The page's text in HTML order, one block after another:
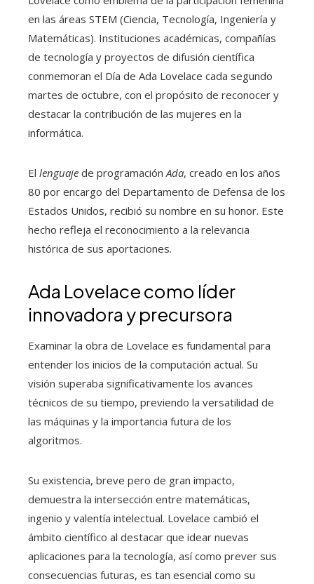
en las áreas STEM (Ciencia, Tecnología, Ingeniería y
Matemáticas). Instituciones académicas, compañías
de tecnología y proyectos de difusión científica
conmemoran el Día de Ada Lovelace cada segundo
martes de octubre, con el propósito de reconocer y
destacar la contribución de las mujeres en la
informática.
El lenguaje de programaciónAda, creado en los años
80 por encargo del Departamento de Defensa de los
Estados Unidos, recibió su nombre en su honor. Este
hecho refleja el reconocimiento a la relevancia
histórica de sus aportaciones.
Ada Lovelace como líder
innovadora y precursora
Examinar la obra de Lovelace es fundamental para
entender los inicios de la computación actual. Su
visión superaba significativamente los avances
técnicos de su tiempo, previendo la versatilidad de
las máquinas y la importancia futura de los
algoritmos.
Su existencia, breve pero de gran impacto,
demuestra la intersección entre matemáticas,
ingenio y valentía intelectual. Lovelace cambió el
ámbito científico al destacar que idear nuevas
aplicaciones para la tecnología, así como prever sus
consecuencias futuras, es tan esencial como su